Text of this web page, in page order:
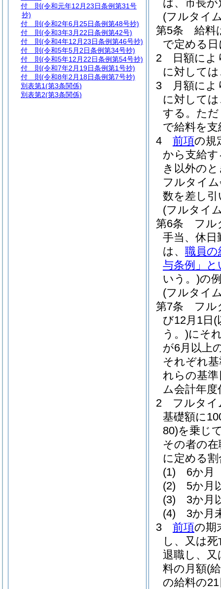
は、市長
(フルタイ
第5条
給料
で定める
2
日額に
に対して
3
月額に
に対して
する。 た
で給料を
4
前項の規
から支給
き以外の
フルタイ
数を差し
(フルタイ
第6条
フル
手当、休日
は、 職員の
与条例」と
いう。)の
(フルタイ
第7条
フル
び12月1日 (
う。)にそ
が6月以上
それぞれ
れらの基
ム会計年
2
フルタイ
基礎額に
80)を乗じ
その者の
に定める
(1)
6か月
(2)
5か月
(3)
3か月
(4)
3か月
3
前項の期
し、又は
退職し、
料の月額(
の給料の
付 則 (令和元年12月23日条例第31号
抄)
付 則 (令和2年6月25日条例第48号抄)
付 則 (令和3年3月22日条例第42号)
付 則 (令和4年12月23日条例第46号抄)
付 則 (令和5年5月2日条例第34号抄)
付 則 (令和5年12月22日条例第54号抄)
付 則 (令和7年2月19日条例第1号抄)
付 則 (令和8年2月18日条例第7号抄)
別表第1(第3条関係)
別表第2(第3条関係)